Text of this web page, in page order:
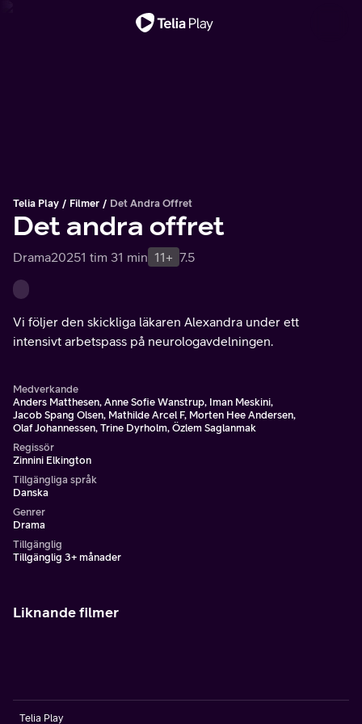
Telia Play Filmer Det Andra Offret
Det andra offret
Drama20251 tim 31 min 11+ 7.5
Vi följer den skickliga läkaren Alexandra under ett
intensivt arbetspass på neurologavdelningen.
Medverkande
Anders Matthesen, Anne Sofie Wanstrup, Iman Meskini,
Jacob Spang Olsen, Mathilde Arcel F, Morten Hee Andersen,
Olaf Johannessen, Trine Dyrholm, Özlem Saglanmak
Regissör
Zinnini Elkington
Tillgängliga språk
Danska
Genrer
Drama
Tillgänglig
Tillgänglig 3+ månader
Liknande filmer
Telia Play